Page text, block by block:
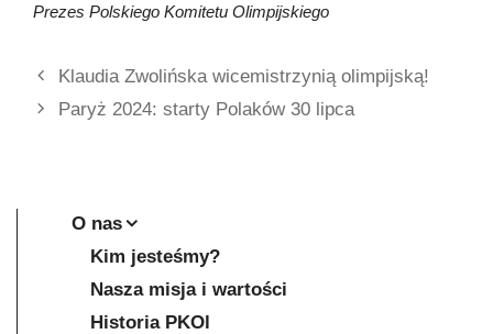
Prezes Polskiego Komitetu Olimpijskiego
Klaudia Zwolińska wicemistrzynią olimpijską!
Paryż 2024: starty Polaków 30 lipca
O nas
Kim jesteśmy?
Nasza misja i wartości
Historia PKOl